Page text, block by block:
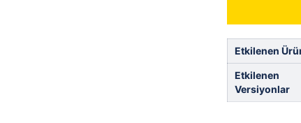
Etkilenen
Etkilenen
Versiyonlar